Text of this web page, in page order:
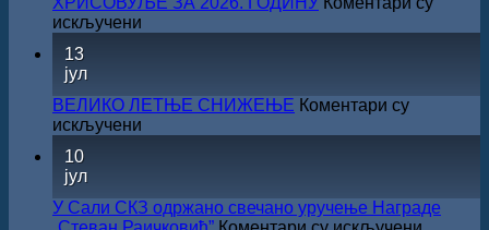
искључени
ЖИЧКЕ
ХРИСОВУЉЕ
ЗА
13
јул
ВЕЛИКО ЛЕТЊЕ СНИЖЕЊЕ Коментари су
искључени
10
јул
У Сали СКЗ одржано свечано уручење Награде